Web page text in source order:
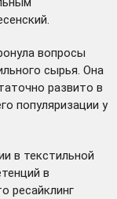
вопросы
сырья. Она
развито в
популяризации у
в текстильной
в
ресайклинг